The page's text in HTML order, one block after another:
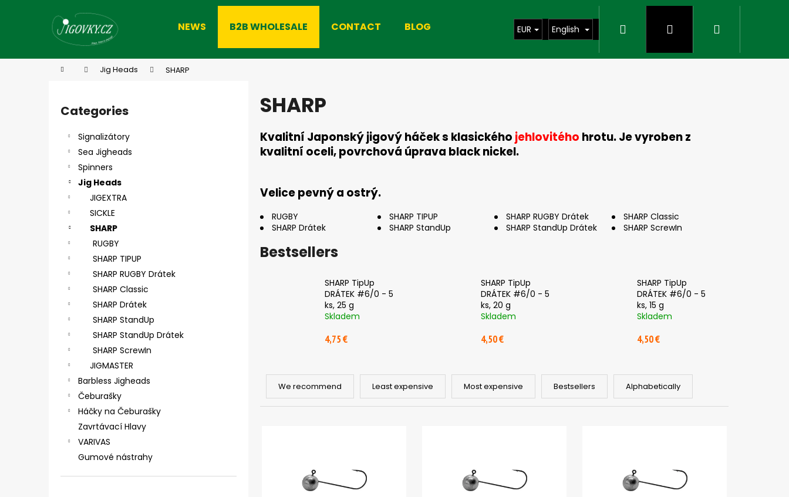
NEWS B2B WHOLESALE CONTACT BLOG EUR English Search Login Shopping
Home Jig Heads SHARP
Skip
categories
Categories
Signalizátory
Sea Jigheads
Spinners
Jig Heads
JIGEXTRA
SICKLE
SHARP
RUGBY
SHARP TIPUP
SHARP RUGBY Drátek
SHARP Classic
SHARP Drátek
SHARP StandUp
SHARP StandUp Drátek
SHARP ScrewIn
JIGMASTER
Barbless Jigheads
Čeburašky
Háčky na Čeburašky
Zavrtávací Hlavy
VARIVAS
Gumové nástrahy
SHARP
Kvalitní Japonský jigový háček s klasického jehlovitého hrotu. Je vyroben z
kvalitní oceli, povrchová úprava black nickel.
Velice pevný a ostrý.
RUGBY SHARP TIPUP SHARP RUGBY Drátek
SHARP Classic
SHARP Drátek
SHARP StandUp SHARP StandUp Drátek SHARP ScrewIn
Bestsellers
SHARP TipUp
DRÁTEK #6/0 - 5
ks, 25 g
Skladem
4,75 €
SHARP TipUp
DRÁTEK #6/0 - 5
ks, 20 g
Skladem
4,50 €
SHARP TipUp
DRÁTEK #6/0 - 5
ks, 15 g
Skladem
4,50 €
P
o
We recommend Least expensive Most expensive Bestsellers Alphabetically
Back
Back
What are you looking for?
We recommend
Next
ČIHÁTKO POD PRUT - 30 MM
1,28 €